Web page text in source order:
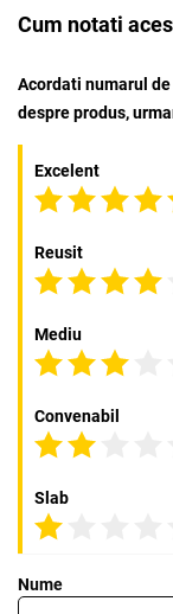
Cum notati
Acordati numarul
despre produs,
Excelent
Reusit
Mediu
Convenabil
Slab
Nume